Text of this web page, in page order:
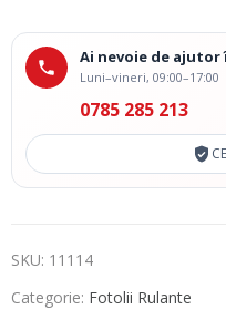
Ai nevoie de ajutor
Luni–vineri, 09:00–17:00
0785 285 213
SKU: 11114
Categorie: Fotolii Rulante